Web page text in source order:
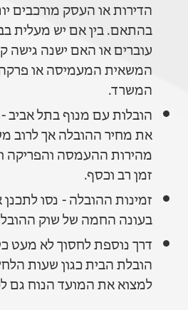
הדירות או העסק מורכבים
בהתאם. בין אם יש מעלית
עוברים או האם ישנה גישה
המשאית המעמיסה או פרקה
המשרד.
הובלות עם מנוף בתל אביב
את מחיר ההובלה אך לרוב
מהירות ההעמסה והפריקה
זמן רב וכסף.
זמינות ההובלה - נסו
בעונה החמה של שוק
דרך נוספת לחסוך לא מעט
הובלת הבית כגון שעות
למצוא את המועד הנוח גם